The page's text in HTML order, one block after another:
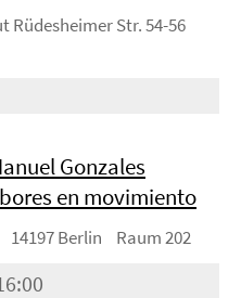
Str. 54-56
Gonzales
en movimiento
14197 Berlin Raum 202